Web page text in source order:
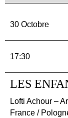
30 Octobre
17:30
LES
Lofti Achour –
France /